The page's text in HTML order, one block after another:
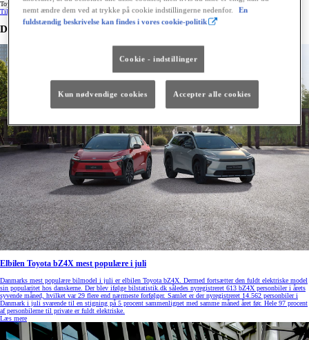
Toyota.
Tilmeld dig
De seneste nyheder fra Toyota
Elbilen Toyota bZ4X mest populære i juli
Danmarks mest populære bilmodel i juli er elbilen Toyota bZ4X. Dermed fortsætter den fuldt elektriske model
sin popularitet hos danskerne. Der blev ifølge bilstatistik.dk således nyregistreret 613 bZ4X personbiler i årets
syvende måned, hvilket var 29 flere end nærmeste forfølger. Samlet er der nyregistreret 14.562 personbiler i
Danmark i juli svarende til en stigning på 5 procent sammenlignet med samme måned året før. Hele 97 procent
af personbilerne til private er fuldt elektriske.
Læs mere
nemt ændre dem ved at trykke på cookie indstillingerne nedenfor.
En
fuldstændig beskrivelse kan findes i vores cookie-politik
Cookie - indstillinger
Kun nødvendige cookies Accepter alle cookies